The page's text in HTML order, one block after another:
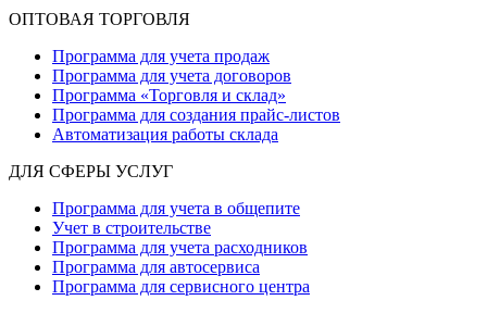
ОПТОВАЯ ТОРГОВЛЯ
Программа для учета продаж
Программа для учета договоров
Программа «Торговля и склад»
Программа для создания прайс‑листов
Автоматизация работы склада
ДЛЯ СФЕРЫ УСЛУГ
Программа для учета в общепите
Учет в строительстве
Программа для учета расходников
Программа для автосервиса
Программа для сервисного центра